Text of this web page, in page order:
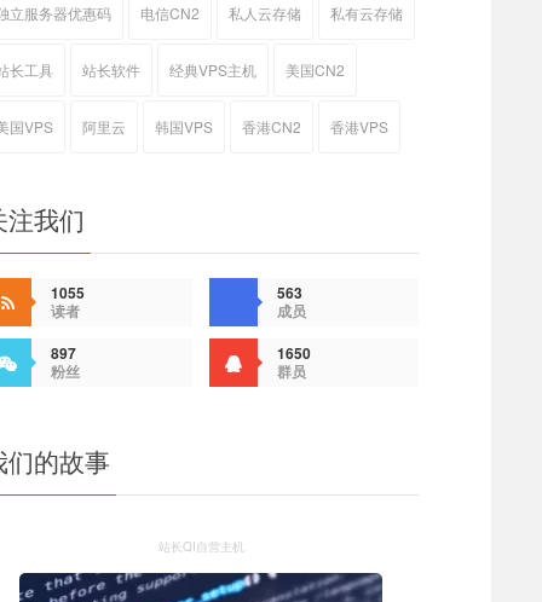
立服务器优惠码 电信CN2 私人云存储 私有云存储
长工具 站长软件 经典VPS主机 美国CN2
国VPS 阿里云 韩国VPS 香港CN2 香港VPS
注我们
1055
读者
563
成员
897
粉丝
1650
群员
们的故事
站长QI自营主机